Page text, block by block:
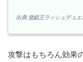
出典:遊戯王ラッシュデュエ
攻撃はもちろん効果